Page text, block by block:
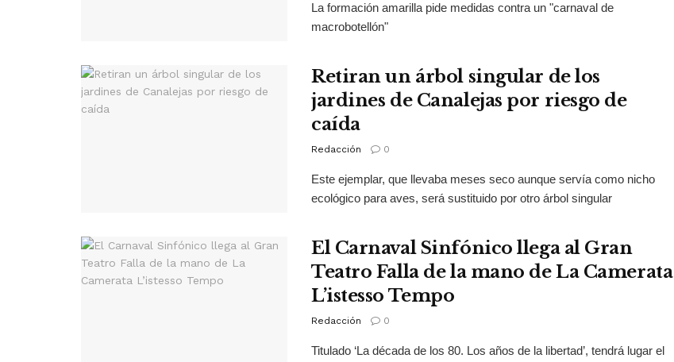
La formación amarilla pide medidas contra un "carnaval de
macrobotellón"
Retiran un árbol singular de los
jardines de Canalejas por riesgo de
caída
Redacción 0
Este ejemplar, que llevaba meses seco aunque servía como nicho
ecológico para aves, será sustituido por otro árbol singular
El Carnaval Sinfónico llega al Gran
Teatro Falla de la mano de La Camerata
L’istesso Tempo
Redacción 0
Titulado ‘La década de los 80. Los años de la libertad’, tendrá lugar el